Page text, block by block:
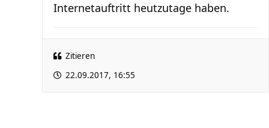
Internetauftritt heutzutage haben.
Zitieren
22.09.2017, 16:55